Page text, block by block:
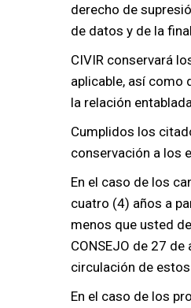
derecho de
de datos y de la
CIVIR conservará
aplicable, así como
la relación
Cumplidos los
conservación a los
En el caso de los
cuatro (4) años a
menos que usted
CONSEJO de 27
circulación de
En el caso de los